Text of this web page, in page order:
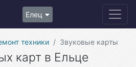
Елец
техники Звуковые карты
карт в Ельце